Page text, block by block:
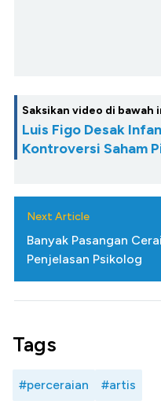
Saksikan video di bawah
Luis Figo Desak
Kontroversi Saham
Next Article
Banyak Pasangan
Penjelasan Psikolog
Tags
#perceraian #artis